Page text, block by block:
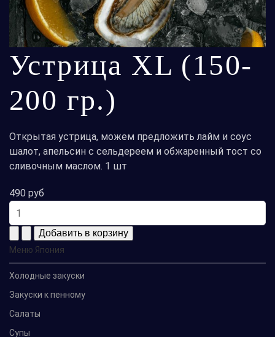
Устрица XL (150-
200 гр.)
Открытая устрица, можем предложить лайм и соус
шалот, апельсин с сельдереем и обжаренный тост со
сливочным маслом. 1 шт
490 руб
Меню Япония
Холодные закуски
Закуски к пенному
Салаты
Супы